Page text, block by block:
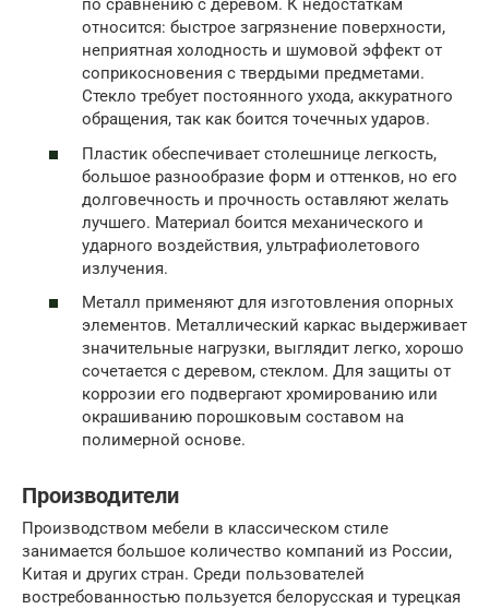
по сравнению с деревом. К недостаткам
относится: быстрое загрязнение поверхности,
неприятная холодность и шумовой эффект от
соприкосновения с твердыми предметами.
Стекло требует постоянного ухода, аккуратного
обращения, так как боится точечных ударов.
Пластик обеспечивает столешнице легкость,
большое разнообразие форм и оттенков, но его
долговечность и прочность оставляют желать
лучшего. Материал боится механического и
ударного воздействия, ультрафиолетового
излучения.
Металл применяют для изготовления опорных
элементов. Металлический каркас выдерживает
значительные нагрузки, выглядит легко, хорошо
сочетается с деревом, стеклом. Для защиты от
коррозии его подвергают хромированию или
окрашиванию порошковым составом на
полимерной основе.
Производители
Производством мебели в классическом стиле
занимается большое количество компаний из России,
Китая и других стран. Среди пользователей
востребованностью пользуется белорусская и турецкая